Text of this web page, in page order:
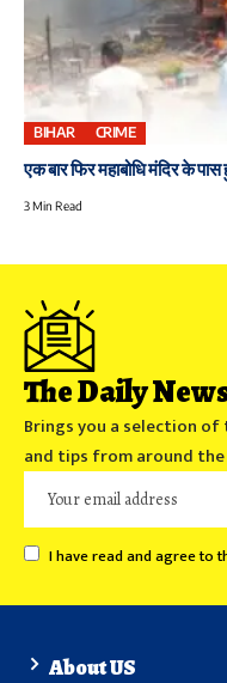
BIHAR CRIME
एक बार फिर महाबोधि मंदिर के
3 Min Read
The Daily
Brings you a selection
and tips from around
I have read and agree to
About US